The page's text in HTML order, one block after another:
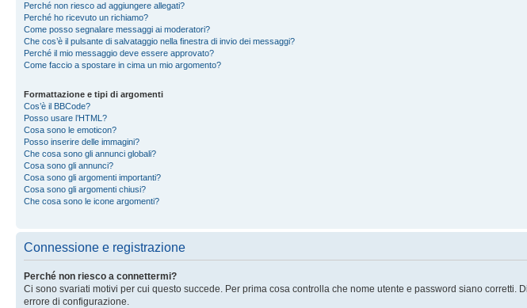
Perché non riesco ad aggiungere allegati?
Perché ho ricevuto un richiamo?
Come posso segnalare messaggi ai moderatori?
Che cos’è il pulsante di salvataggio nella finestra di invio dei messaggi?
Perché il mio messaggio deve essere approvato?
Come faccio a spostare in cima un mio argomento?
Formattazione e tipi di argomenti
Cos’è il BBCode?
Posso usare l’HTML?
Cosa sono le emoticon?
Posso inserire delle immagini?
Che cosa sono gli annunci globali?
Cosa sono gli annunci?
Cosa sono gli argomenti importanti?
Cosa sono gli argomenti chiusi?
Che cosa sono le icone argomenti?
Connessione e registrazione
Perché non riesco a connettermi?
Ci sono svariati motivi per cui questo succede. Per prima cosa controlla che nome utente e password siano
errore di configurazione.